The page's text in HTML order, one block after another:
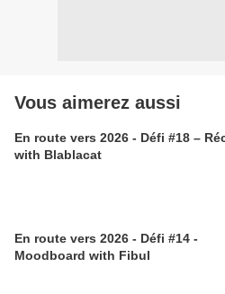
Vous aimerez aussi
En route vers 2026 - Défi #18 –
with Blablacat
En route vers 2026 - Défi #14 -
Moodboard with Fibul